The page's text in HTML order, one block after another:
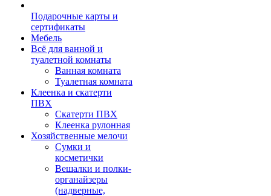
Подарочные карты и
сертификаты
Мебель
Всё для ванной и
туалетной комнаты
Ванная комната
Туалетная комната
Клеенка и скатерти
ПВХ
Скатерти ПВХ
Клеенка рулонная
Хозяйственные мелочи
Сумки и
косметички
Вешалки и полки-
органайзеры
(надверные,